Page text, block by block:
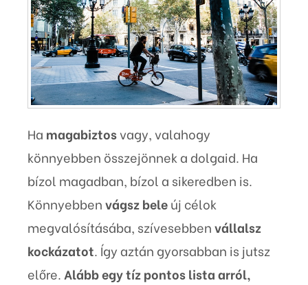
Ha magabiztosvagy, valahogy
könnyebben összejönnek a dolgaid. Ha
bízol magadban, bízol a sikeredben is.
Könnyebbenvágsz beleúj célok
megvalósításába, szívesebbenvállalsz
kockázatot. Így aztán gyorsabban is jutsz
előre. Alább egy tíz pontos lista arról,